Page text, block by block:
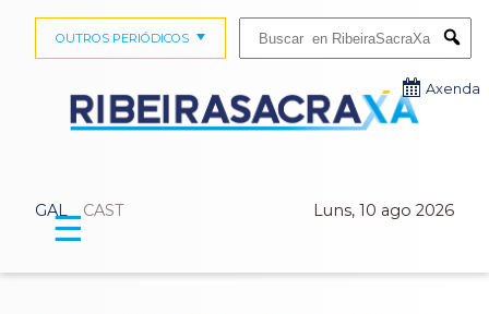
GAL CAST Luns, 10 ago 2026
OUTROS PERIÓDICOS
Axenda
☰